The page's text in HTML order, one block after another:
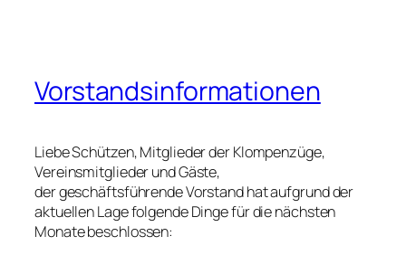
Vorstandsinformationen
Liebe Schützen, Mitglieder der Klompenzüge,
Vereinsmitglieder und Gäste,
der geschäftsführende Vorstand hat aufgrund der
aktuellen Lage folgende Dinge für die nächsten
Monate beschlossen: